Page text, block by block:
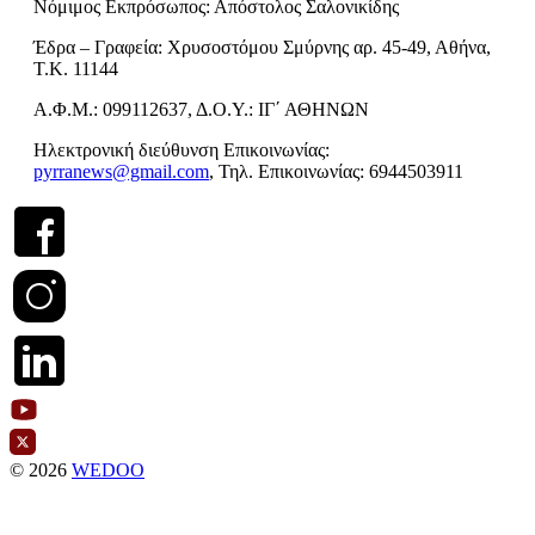
Νόμιμος Εκπρόσωπος: Απόστολος Σαλονικίδης
Έδρα – Γραφεία: Χρυσοστόμου Σμύρνης αρ. 45-49, Αθήνα,
Τ.Κ. 11144
Α.Φ.Μ.: 099112637, Δ.Ο.Υ.: ΙΓ΄ ΑΘΗΝΩΝ
Ηλεκτρονική διεύθυνση Επικοινωνίας:
pyrranews@gmail.com, Τηλ. Επικοινωνίας: 6944503911
© 2026 WEDOO